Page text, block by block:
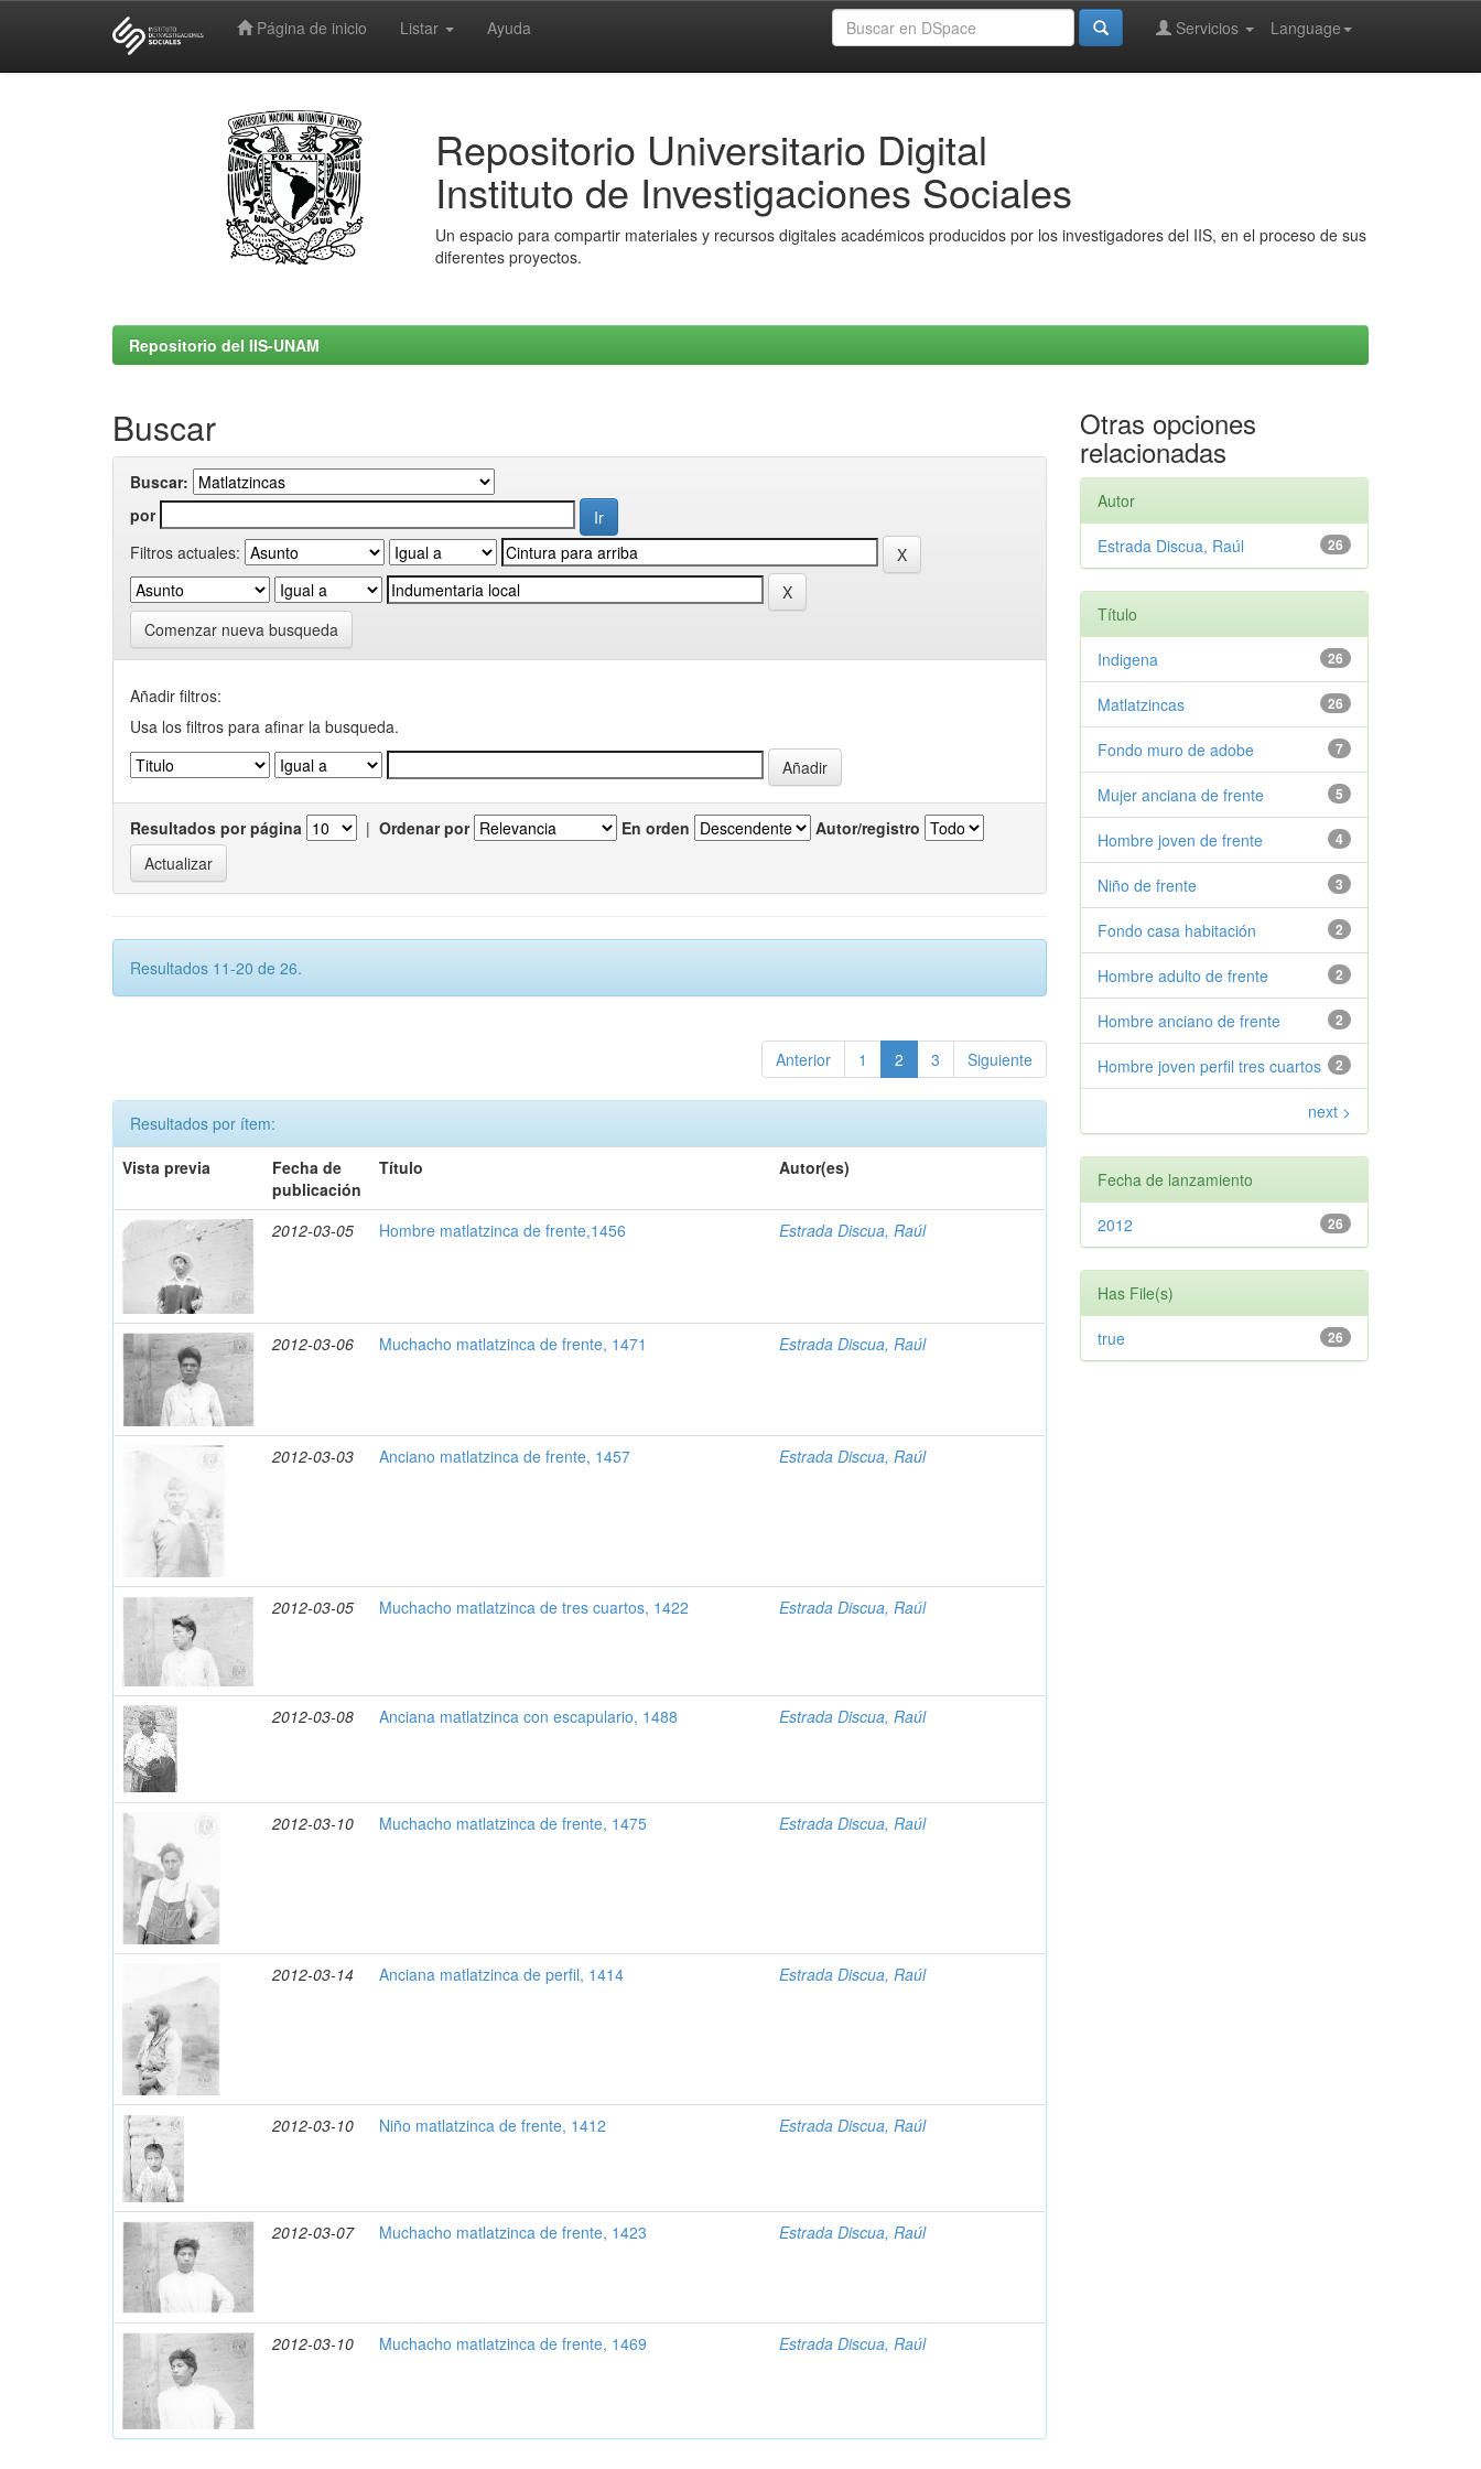
Página de inicio Listar Ayuda Language
Servicios
Repositorio Universitario Digital
Instituto de Investigaciones Sociales
Un espacio para compartir materiales y recursos digitales académicos producidos por los investigadores del IIS, en el proceso de sus
diferentes proyectos.
Repositorio del IIS-UNAM
Buscar
Buscar:
por
Filtros actuales:
Comenzar nueva busqueda
Añadir filtros:
Usa los filtros para afinar la busqueda.
Resultados por página | Ordenar por En orden Autor/registro
Resultados 11-20 de 26.
Anterior 1 2 3 Siguiente
Resultados por ítem:
Vista previa
Fecha de
publicación
Título Autor(es)
2012-03-05 Hombre matlatzinca de frente,1456 Estrada Discua, Raúl
2012-03-06 Muchacho matlatzinca de frente, 1471 Estrada Discua, Raúl
2012-03-03 Anciano matlatzinca de frente, 1457 Estrada Discua, Raúl
2012-03-05 Muchacho matlatzinca de tres cuartos, 1422 Estrada Discua, Raúl
2012-03-08 Anciana matlatzinca con escapulario, 1488 Estrada Discua, Raúl
2012-03-10 Muchacho matlatzinca de frente, 1475 Estrada Discua, Raúl
2012-03-14 Anciana matlatzinca de perfil, 1414 Estrada Discua, Raúl
2012-03-10 Niño matlatzinca de frente, 1412 Estrada Discua, Raúl
2012-03-07 Muchacho matlatzinca de frente, 1423 Estrada Discua, Raúl
2012-03-10 Muchacho matlatzinca de frente, 1469 Estrada Discua, Raúl
Otras opciones
relacionadas
Autor
26
Estrada Discua, Raúl
Título
26
Indigena
26
Matlatzincas
7
Fondo muro de adobe
5
Mujer anciana de frente
4
Hombre joven de frente
3
Niño de frente
2
Fondo casa habitación
2
Hombre adulto de frente
2
Hombre anciano de frente
2
Hombre joven perfil tres cuartos
next >
Fecha de lanzamiento
26
2012
Has File(s)
26
true